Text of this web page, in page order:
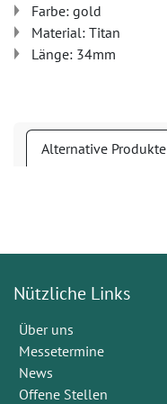
Farbe: gold
Material: Titan
Länge: 34mm
Alternative Produkte
Nützliche Links
Über uns
Messetermine
News
Offene Stellen